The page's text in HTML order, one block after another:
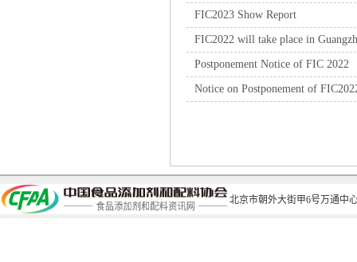
FIC2023 Show Report
FIC2022 will take place in
Postponement Notice of FIC 2022
Notice on Postponement of
北京市朝外大街甲6号万通中